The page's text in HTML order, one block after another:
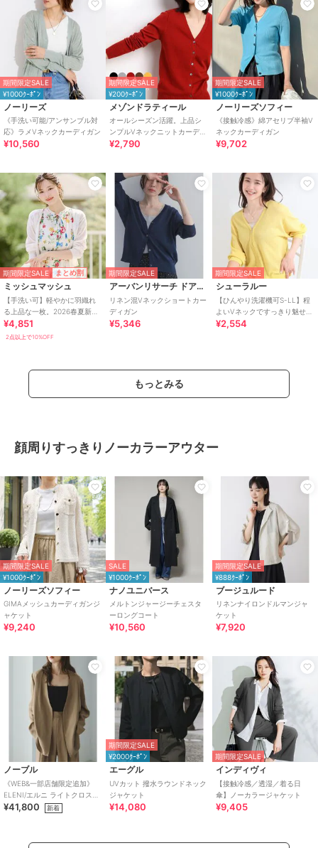
期間限定SALE
¥1000ｸｰﾎﾟﾝ
ノーリーズ
《手洗い可能/アンサンブル対
応》ラメVネックカーディガン
¥10,560
期間限定SALE
¥200ｸｰﾎﾟﾝ
メゾンドラティール
オールシーズン活躍。上品シ
ンプルVネックニットカーディ
ガン
¥2,790
期間限定SALE
¥1000ｸｰﾎﾟﾝ
ノーリーズソフィー
《接触冷感》綿アセリブ半袖V
ネックカーディガン
¥9,702
期間限定SALE まとめ割
ミッシュマッシュ
【手洗い可】軽やかに羽織れ
る上品な一枚。2026春夏新作
ラメシアーVネッククロップド
カーディガン
¥4,851
2点以上で10%OFF
期間限定SALE
アーバンリサーチ ドアーズ
リネン混Vネックショートカー
ディガン
¥5,346
期間限定SALE
シューラルー
【ひんやり洗濯機可S-LL】程
よいVネックですっきり魅せる
ジップアップ 7分袖シアーカー
¥2,554
もっとみる
顔周りすっきりノーカラーアウター
期間限定SALE
¥1000ｸｰﾎﾟﾝ
ノーリーズソフィー
GIMAメッシュカーディガンジ
ャケット
¥9,240
SALE
¥1000ｸｰﾎﾟﾝ
ナノユニバース
メルトンジャージーチェスタ
ーロングコート
¥10,560
期間限定SALE
¥888ｸｰﾎﾟﾝ
ブージュルード
リネンナイロンドルマンジャ
ケット
¥7,920
ノーブル
《WEB&一部店舗限定追加》
ELENI/エルニ ライトクロスジ
ャケット
¥41,800 新着
期間限定SALE
¥2000ｸｰﾎﾟﾝ
エーグル
UVカット 撥水ラウンドネック
ジャケット
¥14,080
期間限定SALE
インディヴィ
【接触冷感／透湿／着る日
傘】ノーカラージャケット
¥9,405